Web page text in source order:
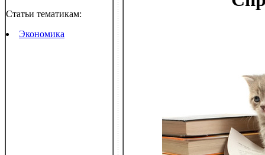
Статьи тематикам:
Экономика